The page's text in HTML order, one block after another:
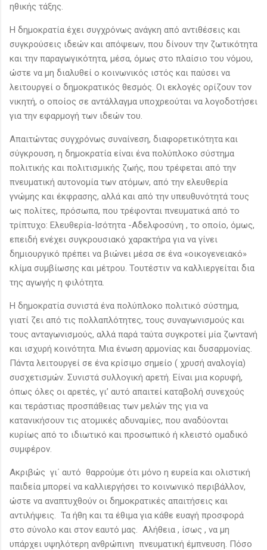
ηθικής τάξης.
Η δημοκρατία έχει συγχρόνως ανάγκη από αντιθέσεις και
συγκρούσεις ιδεών και απόψεων, που δίνουν την ζωτικότητα
και την παραγωγικότητα, μέσα, όμως στο πλαίσιο του νόμου,
ώστε να μη διαλυθεί ο κοινωνικός ιστός και παύσει να
λειτουργεί ο δημοκρατικός θεσμός. Οι εκλογές ορίζουν τον
νικητή, ο οποίος σε αντάλλαγμα υποχρεούται να λογοδοτήσει
για την εφαρμογή των ιδεών του.
Απαιτώντας συγχρόνως συναίνεση, διαφορετικότητα και
σύγκρουση, η δημοκρατία είναι ένα πολύπλοκο σύστημα
πολιτικής και πολιτισμικής ζωής, που τρέφεται από την
πνευματική αυτονομία των ατόμων, από την ελευθερία
γνώμης και έκφρασης, αλλά και από την υπευθυνότητά τους
ως πολίτες, πρόσωπα, που τρέφονται πνευματικά από το
τρίπτυχο: Ελευθερία-Ισότητα -Αδελφοσύνη , το οποίο, όμως,
επειδή ενέχει συγκρουσιακό χαρακτήρα για να γίνει
δημιουργικό πρέπει να βιώνει μέσα σε ένα «οικογενειακό»
κλίμα συμβίωσης και μέτρου. Τουτέστιν να καλλιεργείται δια
της αγωγής η φιλότητα.
Η δημοκρατία συνιστά ένα πολύπλοκο πολιτικό σύστημα,
γιατί ζει από τις πολλαπλότητες, τους συναγωνισμούς και
τους ανταγωνισμούς, αλλά παρά ταύτα συγκροτεί μία ζωντανή
και ισχυρή κοινότητα. Μια ένωση αρμονίας και δυσαρμονίας.
Πάντα λειτουργεί σε ένα κρίσιμο σημείο ( χρυσή αναλογία)
συσχετισμών. Συνιστά συλλογική αρετή. Είναι μια κορυφή,
όπως όλες οι αρετές, γι’ αυτό απαιτεί καταβολή συνεχούς
και τεράστιας προσπάθειας των μελών της για να
κατανικήσουν τις ατομικές αδυναμίες, που αναδύονται
κυρίως από το ιδιωτικό και προσωπικό ή κλειστό ομαδικό
συμφέρον.
Ακριβώς γι΄ αυτό θαρρούμε ότι μόνο η ευρεία και ολιστική
παιδεία μπορεί να καλλιεργήσει το κοινωνικό περιβάλλον,
ώστε να αναπτυχθούν οι δημοκρατικές απαιτήσεις και
αντιλήψεις. Τα ήθη και τα έθιμα για κάθε ευαγή προσφορά
στο σύνολο και στον εαυτό μας. Αλήθεια , ίσως , να μη
υπάρχει υψηλότερη ανθρώπινη πνευματική έμπνευση. Πόσο